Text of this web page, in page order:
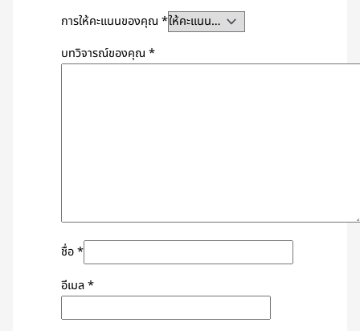
การให้คะแนนของคุณ*
บทวิจารณ์ของคุณ*
ชื่อ*
อีเมล*